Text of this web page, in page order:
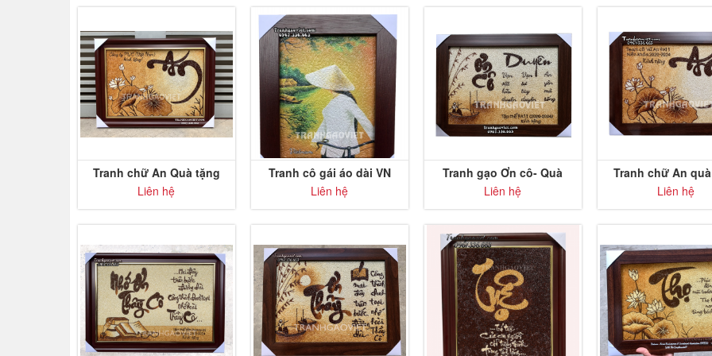
Tranh chữ An Quà tặng
đối tác
Liên hệ
Tranh cô gái áo dài VN
Liên hệ
Tranh gạo Ơn cô- Quà
tặng cô mẫu đặt theo yêu
Liên hệ
Tranh chữ An
thầy cô
Liên hệ